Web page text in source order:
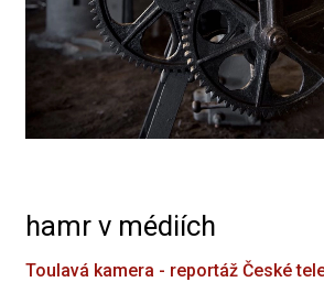
hamr v médiích
Toulavá kamera - reportáž České